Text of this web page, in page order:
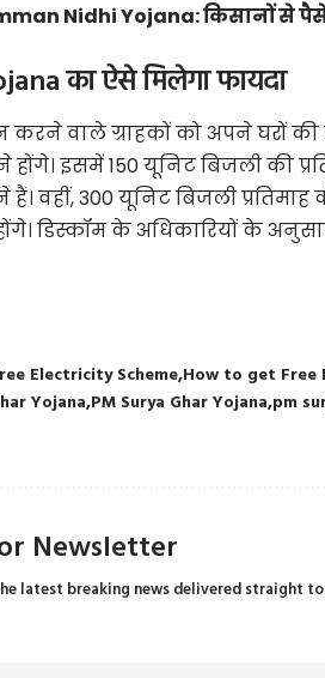
Nidhi Yojana: किसानों से
का ऐसे मिलेगा फायदा
वाले ग्राहकों को अपने घरों की
इसमें 150 यूनिट बिजली की
वहीं, 300 यूनिट बिजली
डिस्कॉम के अधिकारियों के
Electricity Scheme How to get Free
Yojana PM Surya Ghar Yojana pm
Newsletter
latest breaking news delivered straight